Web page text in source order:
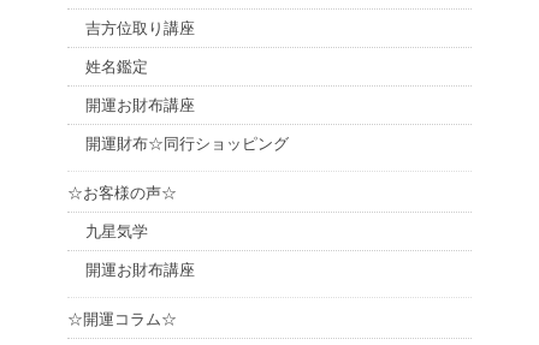
吉方位取り講座
姓名鑑定
開運お財布講座
開運財布☆同行ショッピング
☆お客様の声☆
九星気学
開運お財布講座
☆開運コラム☆